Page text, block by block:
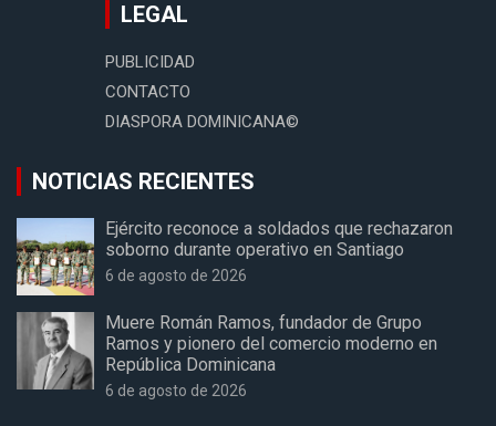
LEGAL
PUBLICIDAD
CONTACTO
DIASPORA DOMINICANA©
NOTICIAS RECIENTES
Ejército reconoce a soldados que rechazaron
soborno durante operativo en Santiago
6 de agosto de 2026
Muere Román Ramos, fundador de Grupo
Ramos y pionero del comercio moderno en
República Dominicana
6 de agosto de 2026